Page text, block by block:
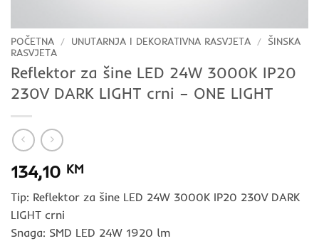
POČETNA / UNUTARNJA I DEKORATIVNA RASVJETA / ŠINSKA
RASVJETA
Reflektor za šine LED 24W 3000K IP20
230V DARK LIGHT crni – ONE LIGHT
134,10 KM
Tip: Reflektor za šine LED 24W 3000K IP20 230V DARK
LIGHT crni
Snaga: SMD LED 24W 1920 lm